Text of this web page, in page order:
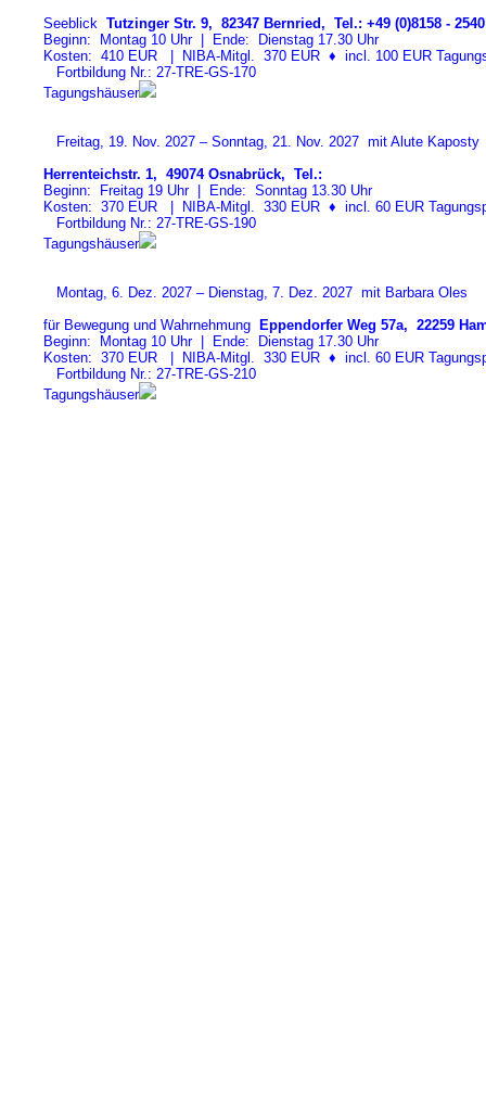
Seeblick Tutzinger Str. 9, 82347 Bernried, Tel.: +49 (0)8158 - 2540
Beginn: Montag 10 Uhr | Ende: Dienstag 17.30 Uhr
Kosten: 410 EUR | NIBA-Mitgl. 370 EUR ♦ incl. 100 EUR
Fortbildung Nr.: 27-TRE-GS-170
Tagungshäuser
Freitag, 19. Nov. 2027 – Sonntag, 21. Nov. 2027 mit Alute Kaposty
Herrenteichstr. 1, 49074 Osnabrück, Tel.:
Beginn: Freitag 19 Uhr | Ende: Sonntag 13.30 Uhr
Kosten: 370 EUR | NIBA-Mitgl. 330 EUR ♦ incl. 60 EUR
Fortbildung Nr.: 27-TRE-GS-190
Tagungshäuser
Montag, 6. Dez. 2027 – Dienstag, 7. Dez. 2027 mit Barbara Oles
für Bewegung und Wahrnehmung
Eppendorfer Weg 57a, 22259
Beginn: Montag 10 Uhr | Ende: Dienstag 17.30 Uhr
Kosten: 370 EUR | NIBA-Mitgl. 330 EUR ♦ incl. 60 EUR
Fortbildung Nr.: 27-TRE-GS-210
Tagungshäuser